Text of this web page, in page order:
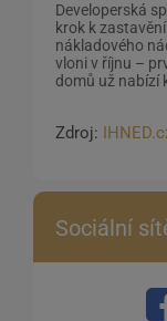
Developerská
krok k
nákladového
vloni v říjnu –
domů už nabízí
Zdroj:
Sociální